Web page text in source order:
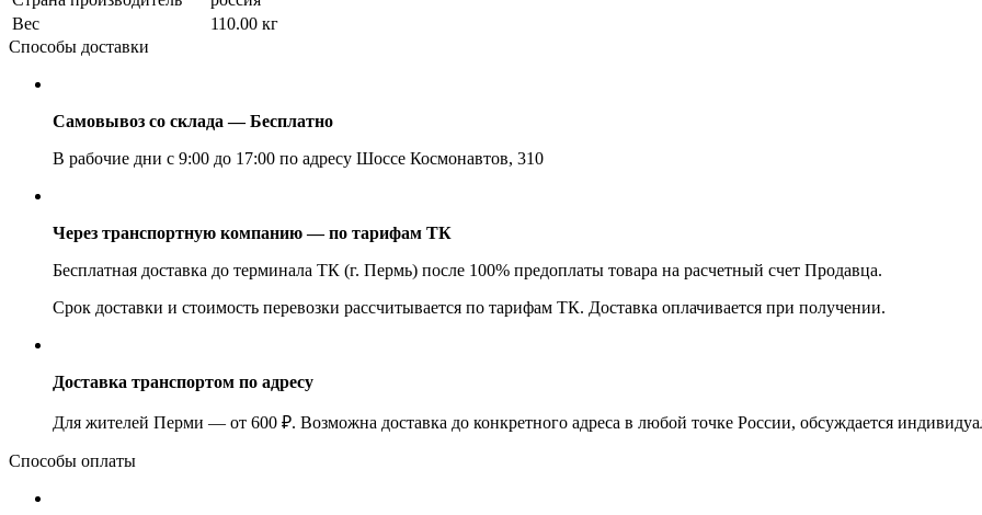
Вес
110.00 кг
Способы доставки
Самовывоз со склада — Бесплатно
В рабочие дни с 9:00 до 17:00 по адресу Шоссе Космонавтов, 310
Через транспортную компанию — по тарифам ТК
Бесплатная доставка до терминала ТК (г. Пермь) после 100% предоплаты товара на расчетный счет Продавца.
Срок доставки и стоимость перевозки рассчитывается по тарифам ТК. Доставка оплачивается при получении.
Доставка транспортом по адресу
Для жителей Перми — от 600 ₽. Возможна доставка до конкретного адреса в любой точке России, обсуждается
Способы оплаты